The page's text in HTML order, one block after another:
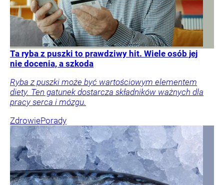
Ta ryba z puszki to prawdziwy hit. Wiele osób jej
nie docenia, a szkoda
Ryba z puszki może być wartościowym elementem
diety. Ten gatunek dostarcza składników ważnych dla
pracy serca i mózgu.
ZdrowiePorady